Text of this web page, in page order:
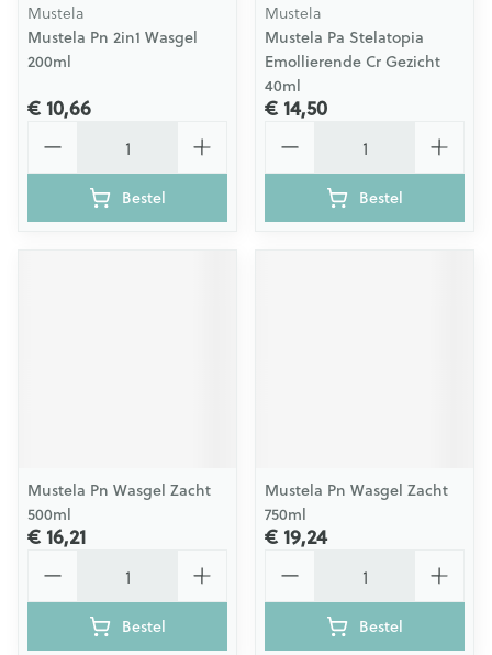
Mustela
Mustela Pn 2in1 Wasgel
200ml
€ 10,66
Bestel
Mustela
Mustela Pa Stelatopia
Emollierende Cr Gezicht
40ml
€ 14,50
Bestel
Mustela Pn Wasgel Zacht
500ml
€ 16,21
Bestel
Mustela Pn Wasgel Zacht
750ml
€ 19,24
Bestel